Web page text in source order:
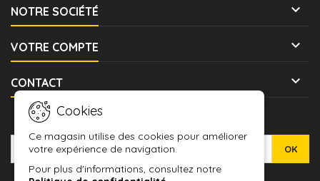
NOTRE SOCIÉTÉ 
VOTRE COMPTE 
CONTACT 
Cookies
Ce magasin utilise des cookies pour améliorer
votre expérience de navigation.
Pour plus d'informations, consultez notre
LETTRE D'INFORMATIONS